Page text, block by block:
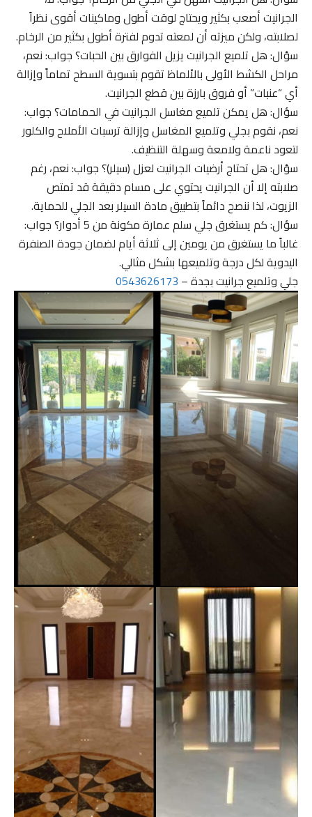
الجرانيت أصعب بكثير ويحتاج لوقت أطول وماكينات أقوى نظراً
لصلابته، ولكن ميزته أن لمعته تدوم لفترة أطول بكثير من الرخام.
سؤال: هل تلميع الجرانيت يزيل الفوارق بين الحبات؟ جواب: نعم،
مراحل الكشط الأولى بالألماظ تقوم بتسوية السطح تماماً وإزالة
أي “عنبات” أو فروق بارزة بين قطع الجرانيت.
سؤال: هل يمكن تلميع مغاسل الجرانيت في الحمامات؟ جواب:
نعم، نقوم بجلي وتلميع المغاسل وإزالة ترسبات الأملاح والكلور
لتعود ناعمة ولامعة وسهلة التنظيف.
سؤال: هل تحتاج أرضيات الجرانيت لعزل (سيلر)؟ جواب: نعم، رغم
صلابته إلا أن الجرانيت يحتوي على مسام دقيقة قد تمتص
الزيوت، لذا ننصح دائماً بتطبيق مادة السيلر بعد الجلي للحماية.
سؤال: كم يستغرق جلي سلم عمارة مكونة من 5 أدوار؟ جواب:
غالباً ما يستغرق من يومين إلى ثلاثة أيام لضمان جودة الصنفرة
اليدوية لكل درجة وتلميعها بشكل مثالي.
جلي وتلميع جرانيت بجدة –0543626173